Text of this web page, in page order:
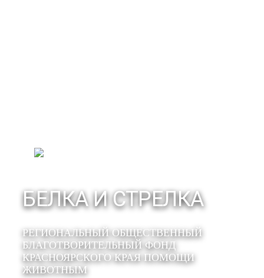
БЕЛКА И СТРЕЛКА
РЕГИОНАЛЬНЫЙ ОБЩЕСТВЕННЫЙ
БЛАГОТВОРИТЕЛЬНЫЙ ФОНД
КРАСНОЯРСКОГО КРАЯ ПОМОЩИ
ЖИВОТНЫМ